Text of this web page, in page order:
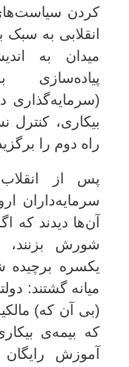
کردن سیاست‌های
انقلابی به سبک
میدان به
پیاده‌سازی
(سرمایه‌گذاری
بیکاری، کنترل
راه دوم را برگزید.
سرمایه‌داران
آن‌ها دیدند که
شورش بزنند،
یکسره برچیده
میانه گشتند:
(بی آن که)
که بیمه‌ی
آموزش رایگان